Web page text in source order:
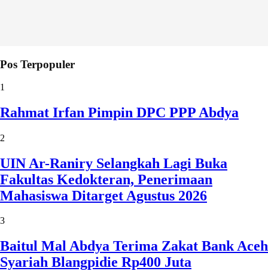
Pos Terpopuler
1
Rahmat Irfan Pimpin DPC PPP Abdya
2
UIN Ar-Raniry Selangkah Lagi Buka
Fakultas Kedokteran, Penerimaan
Mahasiswa Ditarget Agustus 2026
3
Baitul Mal Abdya Terima Zakat Bank Aceh
Syariah Blangpidie Rp400 Juta